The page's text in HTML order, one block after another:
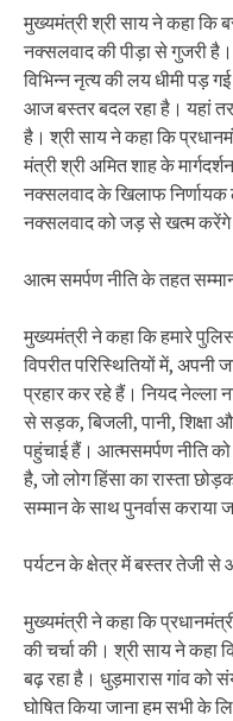
मुख्यमंत्री श्री साय ने कहा
नक्सलवाद की पीड़ा से गुजरी है।
विभिन्न नृत्य की लय धीमी पड़
आज बस्तर बदल रहा है। यहां
है। श्री साय ने कहा कि
मंत्री श्री अमित शाह के
नक्सलवाद के खिलाफ निर्णायक
नक्सलवाद को जड़ से खत्म
आत्म समर्पण नीति के तहत
मुख्यमंत्री ने कहा कि हमारे
विपरीत परिस्थितियों में, अपनी
प्रहार कर रहे हैं। नियद नेल्ला
से सड़क, बिजली, पानी, शिक्षा
पहुंचाई हैं। आत्मसमर्पण नीति
है, जो लोग हिंसा का रास्ता
सम्मान के साथ पुनर्वास कराया
पर्यटन के क्षेत्र में बस्तर तेजी से
मुख्यमंत्री ने कहा कि
की चर्चा की। श्री साय ने कहा
बढ़ रहा है। धुड़मारास गांव को
घोषित किया जाना हम सभी के